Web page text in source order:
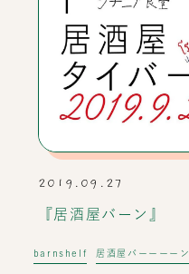
2019.09.27
『居酒屋バーン』
barnshelf 居酒屋バーーーーン